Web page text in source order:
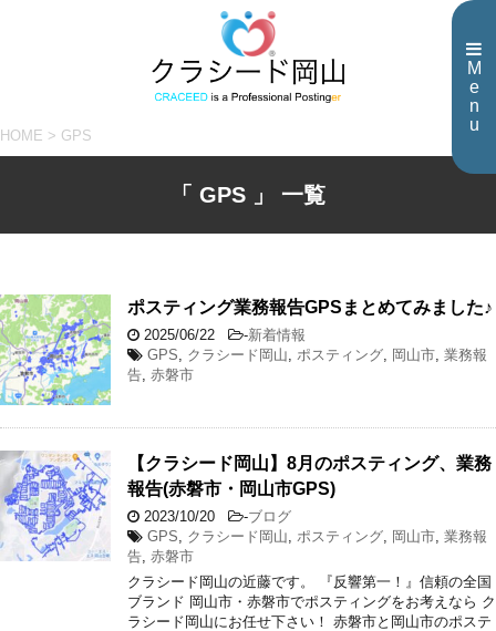
M
e
n
u
HOME > GPS
「 GPS 」 一覧
ポスティング業務報告GPSまとめてみました♪
2025/06/22 -新着情報
GPS
クラシード岡山 ポスティング 岡山市 業務報
告 赤磐市
【クラシード岡山】8月のポスティング、業務
報告(赤磐市・岡山市GPS)
2023/10/20 -ブログ
GPS
クラシード岡山 ポスティング 岡山市 業務報
告 赤磐市
クラシード岡山の近藤です。 『反響第一！』信頼の全国
ブランド 岡山市・赤磐市でポスティングをお考えなら ク
ラシード岡山にお任せ下さい！ 赤磐市と岡山市のポステ